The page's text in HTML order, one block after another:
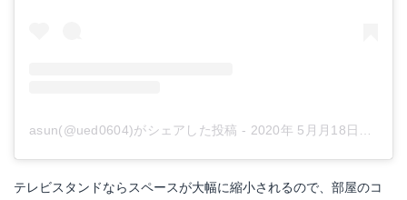
asun(@ued0604)がシェアした投稿 - 2020年 5月月18日午後6時39分PDT
テレビスタンドならスペースが大幅に縮小されるので、部屋のコ